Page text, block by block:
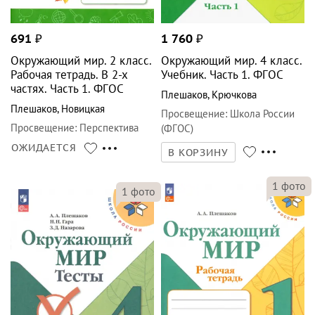
691 ₽
Окружающий мир. 2 класс.
Рабочая тетрадь. В 2-х
частях. Часть 1. ФГОС
Плешаков, Новицкая
Просвещение: Перспектива
ОЖИДАЕТСЯ
1 760 ₽
Окружающий мир. 4 класс.
Учебник. Часть 1. ФГОС
Плешаков, Крючкова
Просвещение: Школа России
(ФГОС)
В КОРЗИНУ
1 фото 1 фото